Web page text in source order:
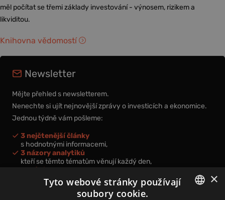
měl počítat se třemi základy investování - výnosem, rizikem a
likviditou.
Knihovna vědomostí
Newsletter
Mějte přehled s newsletterem.
Nenechte si ujít nejnovější zprávy o investicích a ekonomice.
Jednou týdně vám pošleme:
3 nejčtenější články
s hodnotnými informacemi,
3 názory analytiků
kteří se těmto tématům věnují každý den,
nová videa a podcasty
k prohloubení vašich znalostí.
×
Tyto webové stránky používají
soubory cookie.